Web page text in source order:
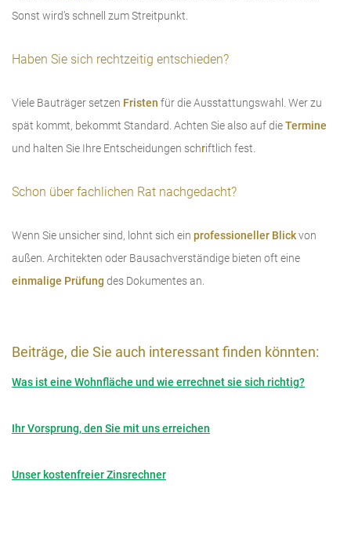
Sonst wird’s schnell zum Streitpunkt.
Haben Sie sich rechtzeitig entschieden?
Viele Bauträger setzen Fristen für die Ausstattungswahl. Wer zu
spät kommt, bekommt Standard. Achten Sie also auf dieTermine
und halten Sie Ihre Entscheidungen schriftlich fest.
Schon über fachlichen Rat nachgedacht?
Wenn Sie unsicher sind, lohnt sich ein professioneller Blickvon
außen. Architekten oder Bausachverständige bieten oft eine
einmalige Prüfung des Dokumentes an.
Beiträge, die Sie auch interessant finden könnten:
Was ist eine Wohnfläche und wie errechnet sie sich richtig?
Ihr Vorsprung, den Sie mit uns erreichen
Unser kostenfreier Zinsrechner